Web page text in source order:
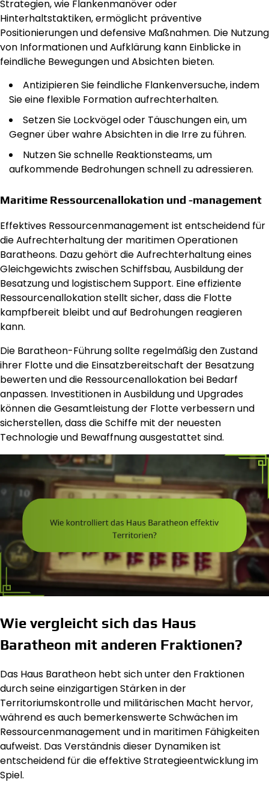
Strategien, wie Flankenmanöver oder
Hinterhaltstaktiken, ermöglicht präventive
Positionierungen und defensive Maßnahmen. Die Nutzung
von Informationen und Aufklärung kann Einblicke in
feindliche Bewegungen und Absichten bieten.
Antizipieren Sie feindliche Flankenversuche, indem
Sie eine flexible Formation aufrechterhalten.
Setzen Sie Lockvögel oder Täuschungen ein, um
Gegner über wahre Absichten in die Irre zu führen.
Nutzen Sie schnelle Reaktionsteams, um
aufkommende Bedrohungen schnell zu adressieren.
Maritime Ressourcenallokation und -management
Effektives Ressourcenmanagement ist entscheidend für
die Aufrechterhaltung der maritimen Operationen
Baratheons. Dazu gehört die Aufrechterhaltung eines
Gleichgewichts zwischen Schiffsbau, Ausbildung der
Besatzung und logistischem Support. Eine effiziente
Ressourcenallokation stellt sicher, dass die Flotte
kampfbereit bleibt und auf Bedrohungen reagieren
kann.
Die Baratheon-Führung sollte regelmäßig den Zustand
ihrer Flotte und die Einsatzbereitschaft der Besatzung
bewerten und die Ressourcenallokation bei Bedarf
anpassen. Investitionen in Ausbildung und Upgrades
können die Gesamtleistung der Flotte verbessern und
sicherstellen, dass die Schiffe mit der neuesten
Technologie und Bewaffnung ausgestattet sind.
Wie vergleicht sich das Haus
Baratheon mit anderen Fraktionen?
Das Haus Baratheon hebt sich unter den Fraktionen
durch seine einzigartigen Stärken in der
Territoriumskontrolle und militärischen Macht hervor,
während es auch bemerkenswerte Schwächen im
Ressourcenmanagement und in maritimen Fähigkeiten
aufweist. Das Verständnis dieser Dynamiken ist
entscheidend für die effektive Strategieentwicklung im
Spiel.